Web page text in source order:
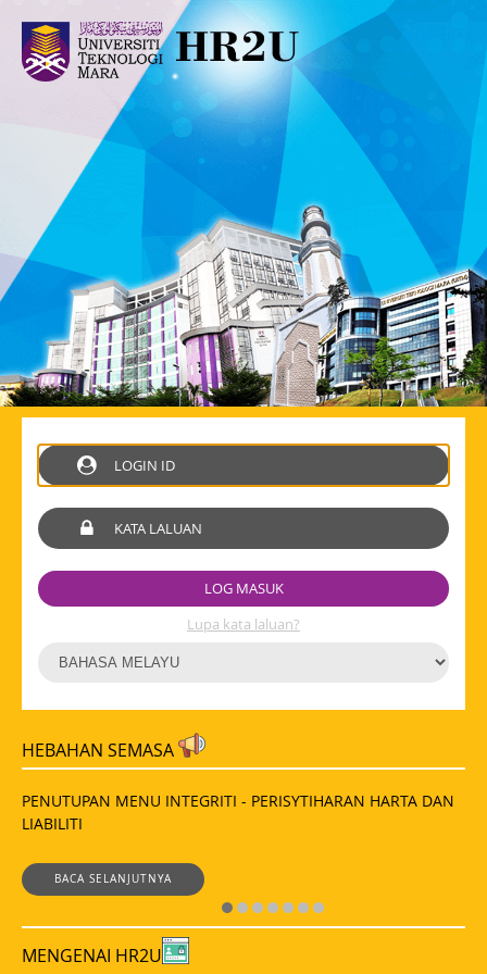
Lupa kata laluan?
HEBAHAN SEMASA
PENUTUPAN MENU INTEGRITI - PERISYTIHARAN HARTA DAN
LIABILITI
BACA SELANJUTNYA
MENGENAI HR2U